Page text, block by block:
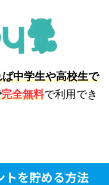
中学生や高校生で
完全無料で利用でき
トを貯める方法